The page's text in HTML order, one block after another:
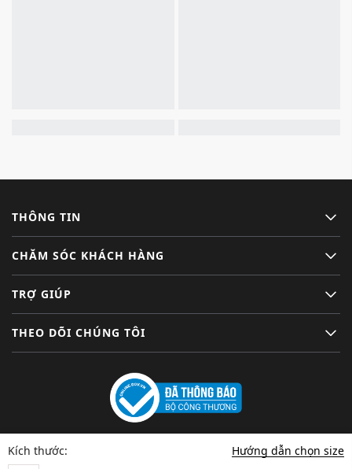
Kích thước: Hướng dẫn chọn size
THÔNG TIN
CHĂM SÓC KHÁCH HÀNG
TRỢ GIÚP
THEO DÕI CHÚNG TÔI